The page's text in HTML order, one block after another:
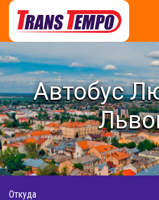
Автобус
Откуда